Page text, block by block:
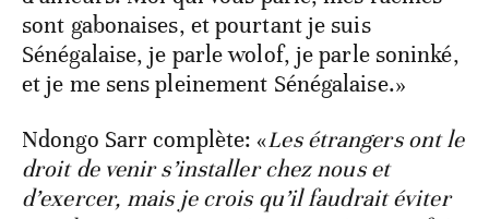
sont gabonaises, et pourtant je suis
Sénégalaise, je parle wolof, je parle soninké,
et je me sens pleinement Sénégalaise.»
Ndongo Sarr complète: «Les étrangers ont le
droit de venir s’installer chez nous et
d’exercer, mais je crois qu’il faudrait éviter